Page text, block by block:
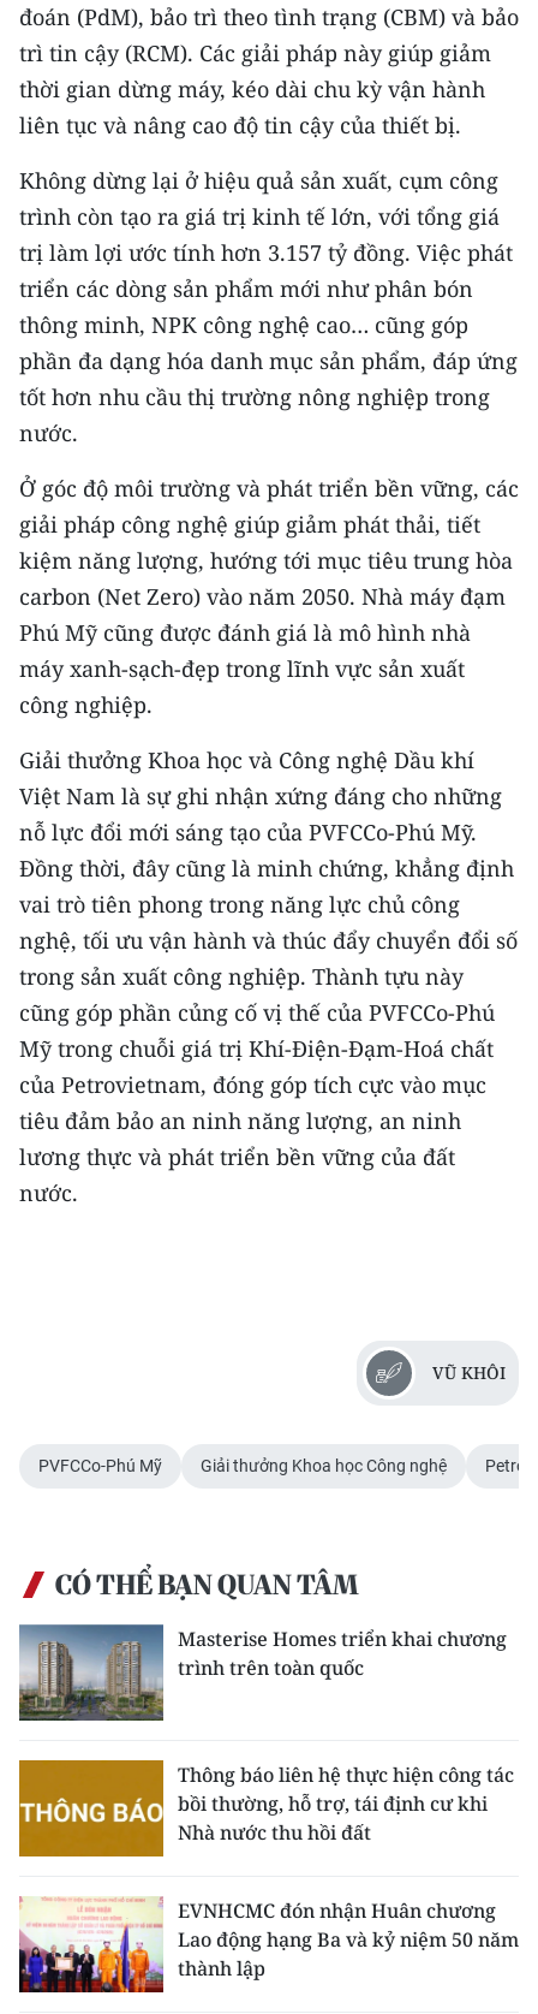
CHUYÊN ĐỀ
CÁC CHUYÊN TRANG
VỀ BÁO NHÂN DÂN
THỜI NAY
NHÂN DÂN CUỐI TUẦN
NHÂN DÂN HẰNG THÁNG
MUA BÁO
ĐỌC BÁO IN
ENGLISH
中文
FRANÇAIS
РУССКИЙ
ESPAÑOL
한국어
đoán (PdM), bảo trì theo tình trạng (CBM) và bảo
trì tin cậy (RCM). Các giải pháp này giúp giảm
thời gian dừng máy, kéo dài chu kỳ vận hành
liên tục và nâng cao độ tin cậy của thiết bị.
Không dừng lại ở hiệu quả sản xuất, cụm công
trình còn tạo ra giá trị kinh tế lớn, với tổng giá
trị làm lợi ước tính hơn 3.157 tỷ đồng. Việc phát
triển các dòng sản phẩm mới như phân bón
thông minh, NPK công nghệ cao… cũng góp
phần đa dạng hóa danh mục sản phẩm, đáp ứng
tốt hơn nhu cầu thị trường nông nghiệp trong
nước.
Ở góc độ môi trường và phát triển bền vững, các
giải pháp công nghệ giúp giảm phát thải, tiết
kiệm năng lượng, hướng tới mục tiêu trung hòa
carbon (Net Zero) vào năm 2050. Nhà máy đạm
Phú Mỹ cũng được đánh giá là mô hình nhà
máy xanh-sạch-đẹp trong lĩnh vực sản xuất
công nghiệp.
Giải thưởng Khoa học và Công nghệ Dầu khí
Việt Nam là sự ghi nhận xứng đáng cho những
nỗ lực đổi mới sáng tạo của PVFCCo-Phú Mỹ.
Đồng thời, đây cũng là minh chứng, khẳng định
vai trò tiên phong trong năng lực chủ công
nghệ, tối ưu vận hành và thúc đẩy chuyển đổi số
trong sản xuất công nghiệp. Thành tựu này
cũng góp phần củng cố vị thế của PVFCCo-Phú
Mỹ trong chuỗi giá trị Khí-Điện-Đạm-Hoá chất
của Petrovietnam, đóng góp tích cực vào mục
tiêu đảm bảo an ninh năng lượng, an ninh
lương thực và phát triển bền vững của đất
nước.
VŨ KHÔI
PVFCCo-Phú Mỹ Giải thưởng Khoa học Công nghệ
CÓ THỂ BẠN QUAN TÂM
Masterise Homes triển khai chương
trình trên toàn quốc
Thông báo liên hệ thực hiện công tác
bồi thường, hỗ trợ, tái định cư khi
Nhà nước thu hồi đất
EVNHCMC đón nhận Huân chương
Lao động hạng Ba và kỷ niệm 50 năm
thành lập